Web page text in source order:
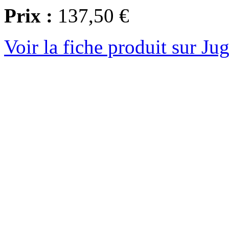
Prix : 137,50 €
Voir la fiche produit sur